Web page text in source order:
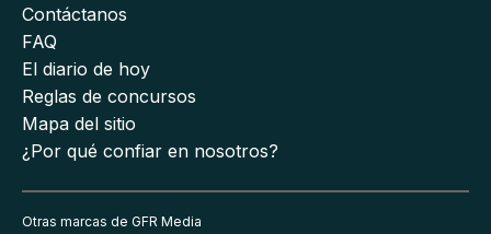
Contáctanos
FAQ
El diario de hoy
Reglas de concursos
Mapa del sitio
¿Por qué confiar en nosotros?
Otras marcas de GFR Media